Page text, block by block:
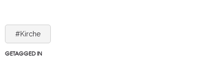
#Kirche
GETAGGED IN